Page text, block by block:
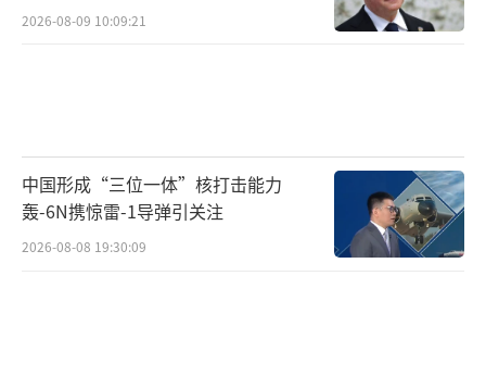
2026-08-09 10:09:21
中国形成“三位一体”核打击能力
轰-6N携惊雷-1导弹引关注
2026-08-08 19:30:09